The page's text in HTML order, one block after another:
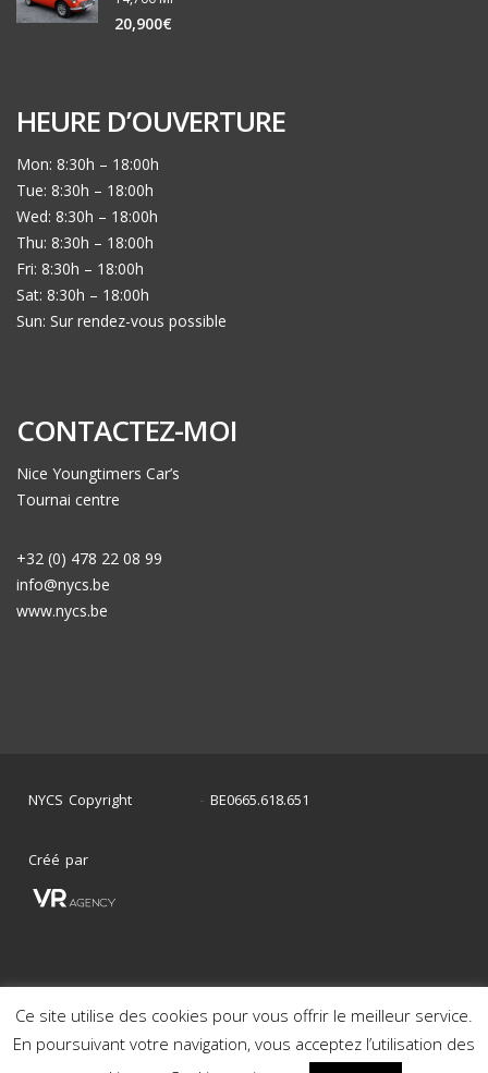
20,900€
HEURE D’OUVERTURE
Mon: 8:30h – 18:00h
Tue: 8:30h – 18:00h
Wed: 8:30h – 18:00h
Thu: 8:30h – 18:00h
Fri: 8:30h – 18:00h
Sat: 8:30h – 18:00h
Sun: Sur rendez-vous possible
CONTACTEZ-MOI
Nice Youngtimers Car’s
Tournai centre
+32 (0) 478 22 08 99
info@nycs.be
www.nycs.be
NYCS Copyright - BE0665.618.651
Créé par
Nos voitures en stock
Nos voitures déjà vendues Mentions Légales
Ce site utilise des cookies pour vous offrir le meilleur service.
En poursuivant votre navigation, vous acceptez l’utilisation des